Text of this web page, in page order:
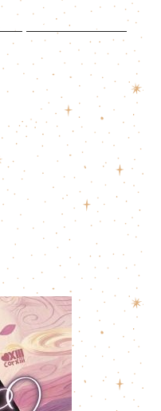
per raccontare la